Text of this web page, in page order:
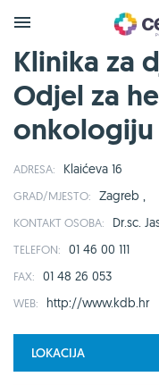
Klinika za
Odjel za
onkologiju
ADRESA: Klaićeva 16
GRAD/MJESTO: Zagreb ,
KONTAKT OSOBA: Dr.sc.
TELEFON: 01 46 00 111
FAX: 01 48 26 053
WEB: http://www.kdb.hr
LOKACIJA